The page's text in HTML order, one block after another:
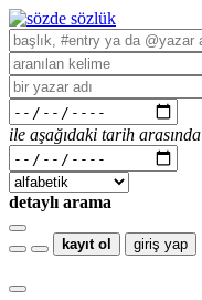
ile aşağıdaki tarih arasında
detaylı arama
kayıt ol giriş yap